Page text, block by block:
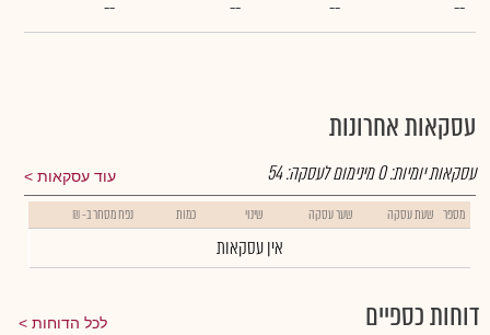
--
--
--
--
עסקאות אחרונות
עוד עסקאות עסקאות יומיות:0מינימום לעסקה:54
מספר שעת עסקה שער עסקה שינוי כמות נפח מסחר ב- ₪
אין עסקאות
דוחות כספיים לכל הדוחות